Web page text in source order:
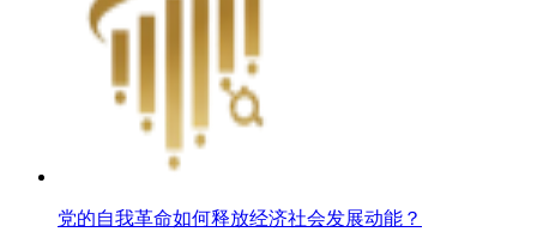
党的自我革命如何释放经济社会发展动能？